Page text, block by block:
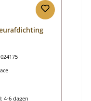
4-6 dagen